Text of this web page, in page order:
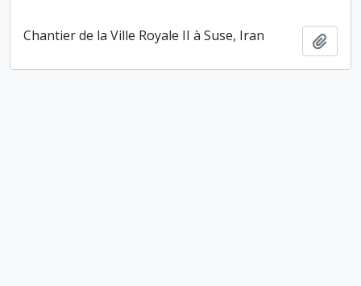
Chantier de la Ville Royale II à Suse, Iran